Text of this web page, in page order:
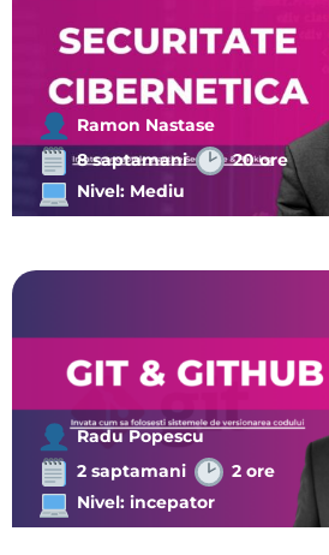
Ramon Nastase
8 saptamani
20 ore
Nivel: Mediu
Radu Popescu
2 saptamani
2 ore
Nivel: incepator